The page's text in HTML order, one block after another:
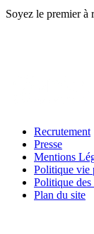
Soyez le premier à
Recrutement
Presse
Mentions
Politique vie
Politique des
Plan du site